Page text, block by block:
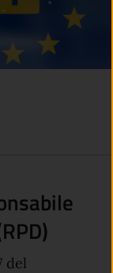
del